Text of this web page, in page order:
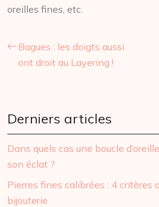
oreilles fines, etc.
Bagues : les doigts aussi
ont droit au Layering !
Derniers articles
Dans quels cas une boucle
son éclat ?
Pierres fines calibrées : 4 critères
bijouterie